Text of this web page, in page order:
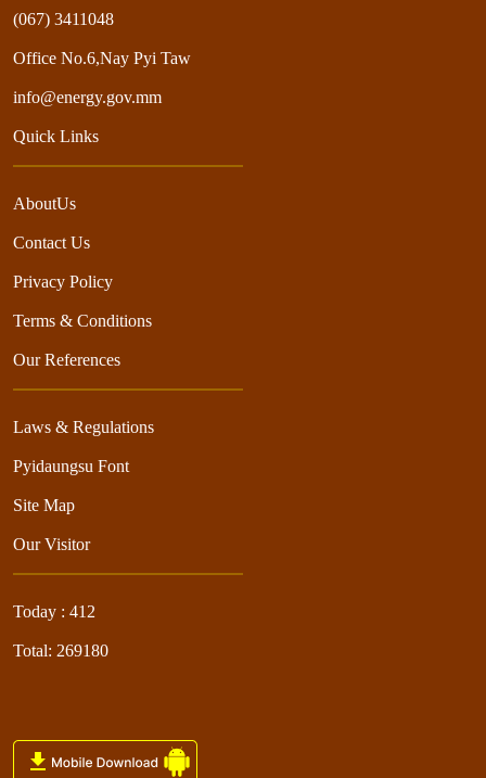
(067) 3411048
Office No.6,Nay Pyi Taw
info@energy.gov.mm
Quick Links
AboutUs
Contact Us
Privacy Policy
Terms & Conditions
Our References
Laws & Regulations
Pyidaungsu Font
Site Map
Our Visitor
Today : 412
Total: 269180